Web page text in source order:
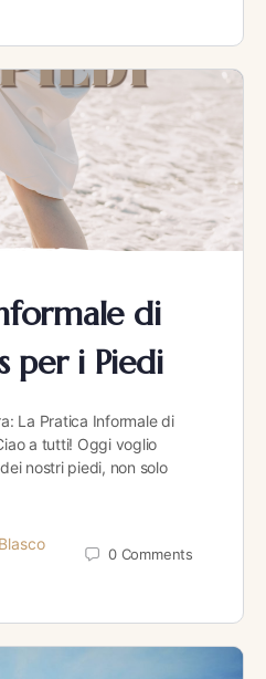
di
per i Piedi
La Pratica Informale di
a tutti! Oggi voglio
nostri piedi, non solo
0 Comments